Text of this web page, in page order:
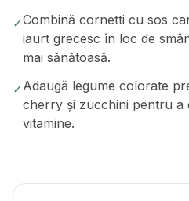
✓Combină cornetti cu sos
iaurt grecesc în loc de
mai sănătoasă.
✓Adaugă legume colorate
cherry și zucchini pentru a
vitamine.